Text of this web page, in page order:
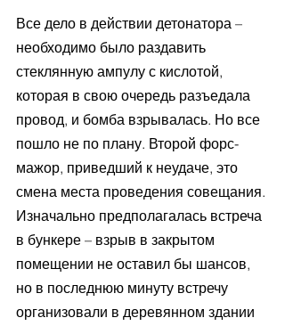
Все дело в действии детонатора –
необходимо было раздавить
стеклянную ампулу с кислотой,
которая в свою очередь разъедала
провод, и бомба взрывалась. Но все
пошло не по плану. Второй форс-
мажор, приведший к неудаче, это
смена места проведения совещания.
Изначально предполагалась встреча
в бункере – взрыв в закрытом
помещении не оставил бы шансов,
но в последнюю минуту встречу
организовали в деревянном здании